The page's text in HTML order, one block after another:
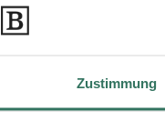
Zustimmung